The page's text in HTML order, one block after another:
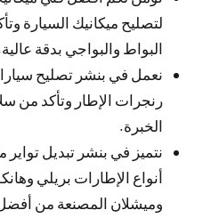
لتصليح ميكانيك السيارة
البواط والبواجي بدقة
نعمل في بنشر تصليح
رنجرات الإطار وتأكد من
الخبرة.
نتميز في بنشر تبديل تواير
أنواع الإطارات بريلي
وميشلان المصنعة من